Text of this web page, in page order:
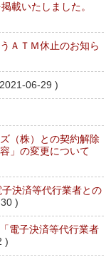
載いたしました。
ＡＴＭ休止のお知ら
06-29 )
（株）との契約解除
」の変更について
決済等代行業者との
)
電子決済等代行業者
)